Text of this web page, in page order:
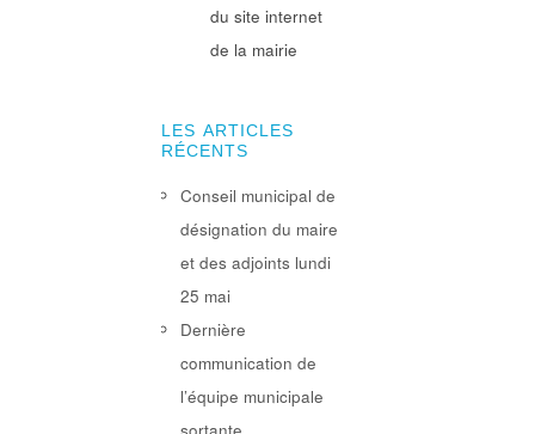
du site internet
de la mairie
LES ARTICLES
RÉCENTS
Conseil municipal de
désignation du maire
et des adjoints lundi
25 mai
Dernière
communication de
l’équipe municipale
sortante